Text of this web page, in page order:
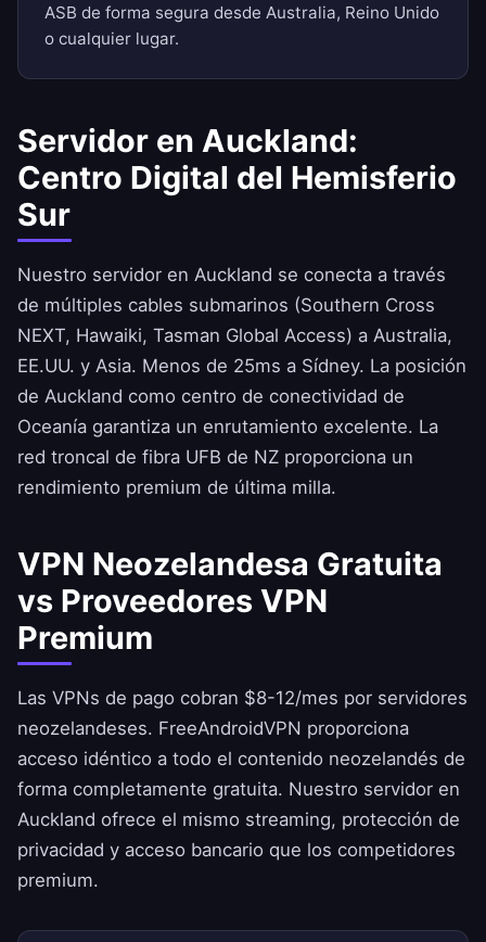
ASB de forma segura desde Australia, Reino Unido
o cualquier lugar.
Servidor en Auckland:
Centro Digital del Hemisferio
Sur
Nuestro servidor en Auckland se conecta a través
de múltiples cables submarinos (Southern Cross
NEXT, Hawaiki, Tasman Global Access) a Australia,
EE.UU. y Asia. Menos de 25ms a Sídney. La posición
de Auckland como centro de conectividad de
Oceanía garantiza un enrutamiento excelente. La
red troncal de fibra UFB de NZ proporciona un
rendimiento premium de última milla.
VPN Neozelandesa Gratuita
vs Proveedores VPN
Premium
Las VPNs de pago cobran $8-12/mes por servidores
neozelandeses. FreeAndroidVPN proporciona
acceso idéntico a todo el contenido neozelandés de
forma completamente gratuita. Nuestro servidor en
Auckland ofrece el mismo streaming, protección de
privacidad y acceso bancario que los competidores
premium.